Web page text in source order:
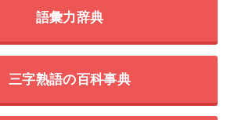
語彙力辞典
三字熟語の百科事典